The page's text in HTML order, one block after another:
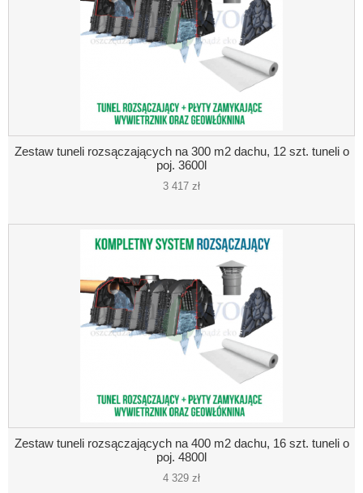
Zestaw tuneli rozsączających na 300 m2 dachu, 12 szt. tuneli o
poj. 3600l
3 417 zł
Zestaw tuneli rozsączających na 400 m2 dachu, 16 szt. tuneli o
poj. 4800l
4 329 zł